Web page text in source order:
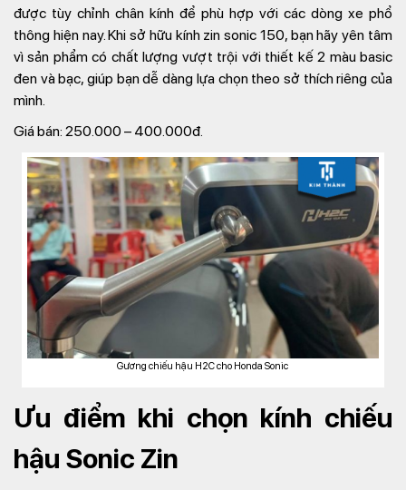
được tùy chỉnh chân kính để phù hợp với các dòng xe phổ
thông hiện nay. Khi sở hữu kính zin sonic 150, bạn hãy yên tâm
vì sản phẩm có chất lượng vượt trội với thiết kế 2 màu basic
đen và bạc, giúp bạn dễ dàng lựa chọn theo sở thích riêng của
mình.
Giá bán: 250.000 – 400.000đ.
Gương chiếu hậu H2C cho Honda Sonic
Ưu điểm khi chọn kính chiếu
hậu Sonic Zin